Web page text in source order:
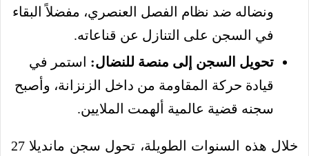
ونضاله ضد نظام الفصل العنصري، مفضلاً البقاء
في السجن على التنازل عن قناعاته.
تحويل السجن إلى منصة للنضال: استمر في
قيادة حركة المقاومة من داخل الزنزانة، وأصبح
سجنه قضية عالمية ألهمت الملايين.
خلال هذه السنوات الطويلة، تحول سجن مانديلا 27